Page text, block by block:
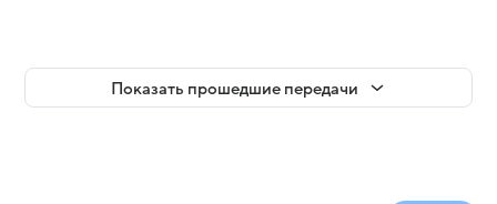
Показать прошедшие передачи